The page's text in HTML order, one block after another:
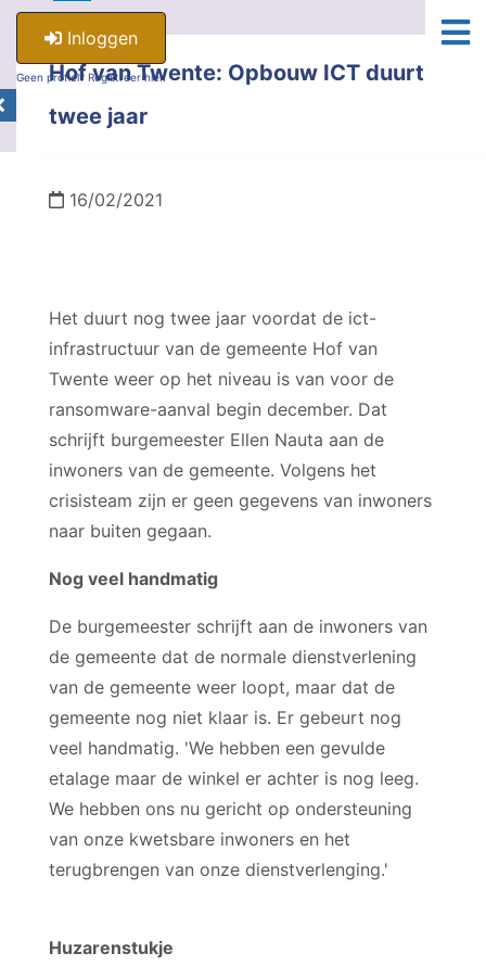
Inloggen
Geen profiel? Registreer hier.
Hof van Twente: Opbouw ICT duurt
twee jaar
16/02/2021
Het duurt nog twee jaar voordat de ict-
infrastructuur van de gemeente Hof van
Twente weer op het niveau is van voor de
ransomware-aanval begin december. Dat
schrijft burgemeester Ellen Nauta aan de
inwoners van de gemeente. Volgens het
crisisteam zijn er geen gegevens van inwoners
naar buiten gegaan.
Nog veel handmatig
De burgemeester schrijft aan de inwoners van
de gemeente dat de normale dienstverlening
van de gemeente weer loopt, maar dat de
gemeente nog niet klaar is. Er gebeurt nog
veel handmatig. 'We hebben een gevulde
etalage maar de winkel er achter is nog leeg.
We hebben ons nu gericht op ondersteuning
van onze kwetsbare inwoners en het
terugbrengen van onze dienstverlenging.'
Huzarenstukje